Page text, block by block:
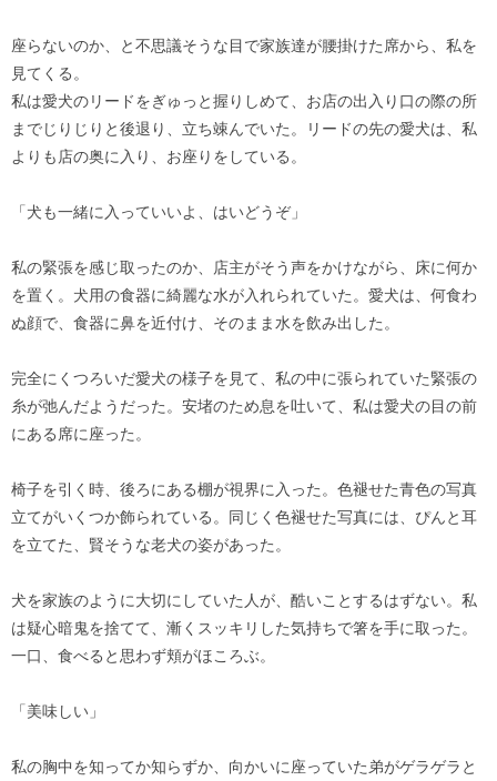
座らないのか、と不思議そうな目で家族達が腰掛けた席から、私を
見てくる。
私は愛犬のリードをぎゅっと握りしめて、お店の出入り口の際の所
までじりじりと後退り、立ち竦んでいた。リードの先の愛犬は、私
よりも店の奥に入り、お座りをしている。
「犬も一緒に入っていいよ、はいどうぞ」
私の緊張を感じ取ったのか、店主がそう声をかけながら、床に何か
を置く。犬用の食器に綺麗な水が入れられていた。愛犬は、何食わ
ぬ顔で、食器に鼻を近付け、そのまま水を飲み出した。
完全にくつろいだ愛犬の様子を見て、私の中に張られていた緊張の
糸が弛んだようだった。安堵のため息を吐いて、私は愛犬の目の前
にある席に座った。
椅子を引く時、後ろにある棚が視界に入った。色褪せた青色の写真
立てがいくつか飾られている。同じく色褪せた写真には、ぴんと耳
を立てた、賢そうな老犬の姿があった。
犬を家族のように大切にしていた人が、酷いことするはずない。私
は疑心暗鬼を捨てて、漸くスッキリした気持ちで箸を手に取った。
一口、食べると思わず頬がほころぶ。
「美味しい」
私の胸中を知ってか知らずか、向かいに座っていた弟がゲラゲラと